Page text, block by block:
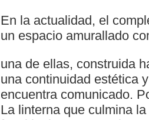
En la actualidad, el
un espacio amurallado
una de ellas, construida
una continuidad estética
encuentra comunicado.
La linterna que culmina